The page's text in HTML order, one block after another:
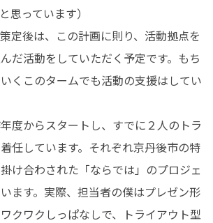
思っています）
定後は、この計画に則り、活動拠点を
だ活動をしていただく予定です。もち
くこのタームでも活動の支援はしてい
度からスタートし、すでに２人のトラ
任しています。それぞれ京丹後市の特
け合わされた「ならでは」のプロジェ
ます。実際、担当者の僕はプレゼン形
クワクしっぱなしで、トライアウト型